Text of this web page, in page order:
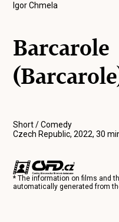
Igor Chmela
Barcarole
Short / Comedy
Czech Republic, 2022, 30
* The information on films and
automatically generated from